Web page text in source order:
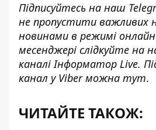
Підписуйтесь на наш
не пропустити важливих
новинами в режимі
месенджері слідкуйте на
каналіІнформатор Live.
канал у Viber можна тут.
ЧИТАЙТЕ ТАКОЖ: